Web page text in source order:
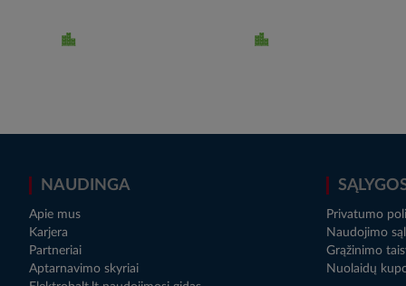
NAUDINGA
Apie mus
Karjera
Partneriai
Aptarnavimo skyriai
Privatumo
Naudojimo
Grąžinimo
Nuolaidų